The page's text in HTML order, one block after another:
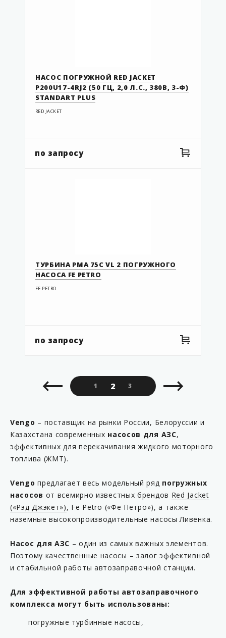
НАСОС ПОГРУЖНОЙ RED JACKET
P200U17-4RJ2 (50 ГЦ, 2,0 Л.С., 380В, 3-Ф)
STANDART PLUS
RED JACKET
по запросу
ТУРБИНА PMA 75C VL 2 ПОГРУЖНОГО
НАСОСА FE PETRO
FE PETRO
по запросу
1 2 3
Vengo – поставщик на рынки России, Белоруссии и
Казахстана современных насосов для АЗС,
эффективных для перекачивания жидкого моторного
топлива (ЖМТ).
Vengoпредлагает весь модельный ряд погружных
насосов от всемирно известных брендов Red Jacket
(«Рэд Джэкет»), Fe Petro («Фе Петро»), а также
наземные высокопроизводительные насосы Ливенка.
Насос для АЗС – один из самых важных элементов.
Поэтому качественные насосы – залог эффективной
и стабильной работы автозаправочной станции.
Для эффективной работы автозаправочного
комплекса могут быть использованы:
погружные турбинные насосы,